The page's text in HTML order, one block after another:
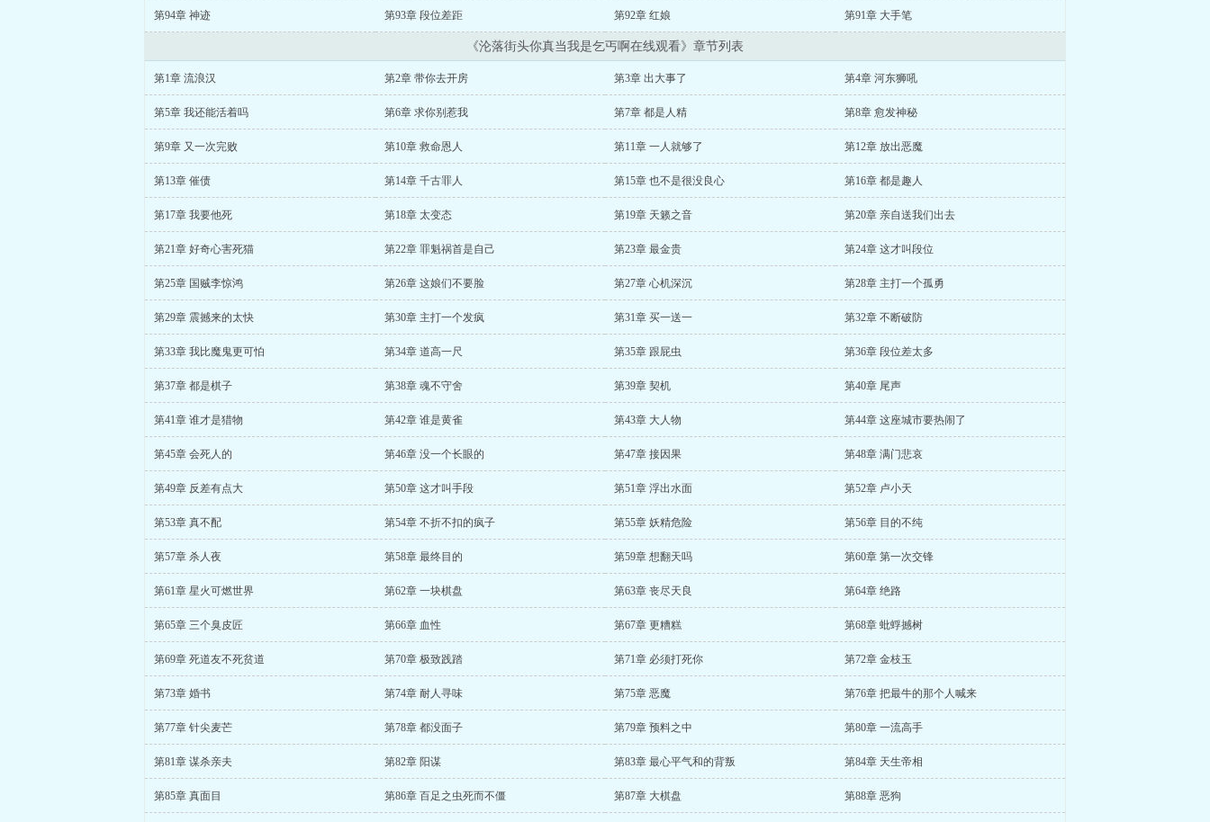
第94章 神迹 第93章 段位差距 第92章 红娘 第91章 大手笔
《沦落街头你真当我是乞丐啊在线观看》章节列表
第1章 流浪汉 第2章 带你去开房 第3章 出大事了 第4章 河东狮吼
第5章 我还能活着吗 第6章 求你别惹我 第7章 都是人精 第8章 愈发神秘
第9章 又一次完败 第10章 救命恩人 第11章 一人就够了 第12章 放出恶魔
第13章 催债 第14章 千古罪人 第15章 也不是很没良心 第16章 都是趣人
第17章 我要他死 第18章 太变态 第19章 天籁之音 第20章 亲自送我们出去
第21章 好奇心害死猫 第22章 罪魁祸首是自己 第23章 最金贵 第24章 这才叫段位
第25章 国贼李惊鸿 第26章 这娘们不要脸 第27章 心机深沉 第28章 主打一个孤勇
第29章 震撼来的太快 第30章 主打一个发疯 第31章 买一送一 第32章 不断破防
第33章 我比魔鬼更可怕 第34章 道高一尺 第35章 跟屁虫 第36章 段位差太多
第37章 都是棋子 第38章 魂不守舍 第39章 契机 第40章 尾声
第41章 谁才是猎物 第42章 谁是黄雀 第43章 大人物 第44章 这座城市要热闹了
第45章 会死人的 第46章 没一个长眼的 第47章 接因果 第48章 满门悲哀
第49章 反差有点大 第50章 这才叫手段 第51章 浮出水面 第52章 卢小天
第53章 真不配 第54章 不折不扣的疯子 第55章 妖精危险 第56章 目的不纯
第57章 杀人夜 第58章 最终目的 第59章 想翻天吗 第60章 第一次交锋
第61章 星火可燃世界 第62章 一块棋盘 第63章 丧尽天良 第64章 绝路
第65章 三个臭皮匠 第66章 血性 第67章 更糟糕 第68章 蚍蜉撼树
第69章 死道友不死贫道 第70章 极致践踏 第71章 必须打死你 第72章 金枝玉
第73章 婚书 第74章 耐人寻味 第75章 恶魔 第76章 把最牛的那个人喊来
第77章 针尖麦芒 第78章 都没面子 第79章 预料之中 第80章 一流高手
第81章 谋杀亲夫 第82章 阳谋 第83章 最心平气和的背叛 第84章 天生帝相
第85章 真面目 第86章 百足之虫死而不僵 第87章 大棋盘 第88章 恶狗